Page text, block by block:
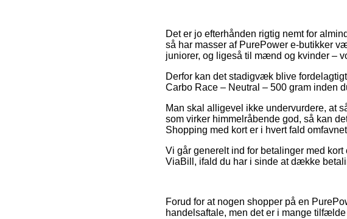
Det er jo efterhånden rigtig nemt for
så har masser af PurePower e-butikker
juniorer, og ligeså til mænd og kvinder –
Derfor kan det stadigvæk blive
Carbo Race – Neutral – 500 gram inden
Man skal alligevel ikke undervurdere, at
som virker himmelråbende god, så kan
Shopping med kort er i hvert fald
Vi går generelt ind for betalinger med
ViaBill, ifald du har i sinde at dække
Forud for at nogen shopper på en
handelsaftale, men det er i mange